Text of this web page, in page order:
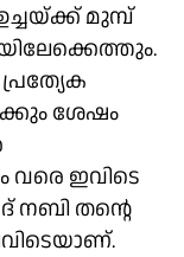
മുമ്പ്
ശേഷം
ഇവിടെ
നബി തൻ്റെ